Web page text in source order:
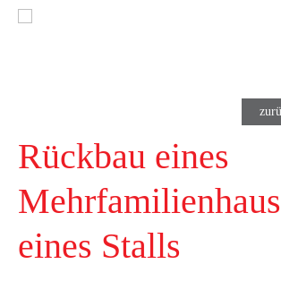
Rückbau eines
eines Stalls